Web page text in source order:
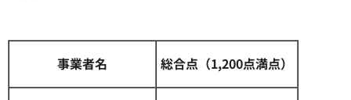
事業者名 総合点（1,200点満点）